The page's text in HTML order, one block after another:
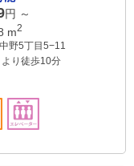
円 ～
m2
野5丁目5−11
り徒歩10分